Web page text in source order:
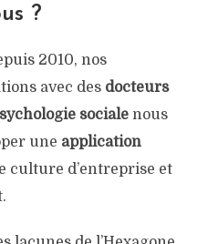
?
2010, nos
avec des docteurs
socialenous
une application
culture d’entreprise et